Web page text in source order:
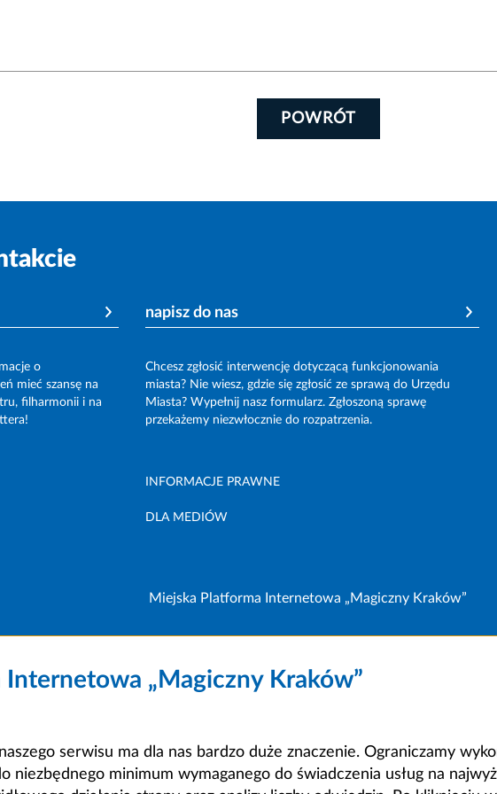
POWRÓT
o
mieć szansę na
filharmonii i na
napisz do nas
Chcesz zgłosić interwencję dotyczącą funkcjonowania
miasta? Nie wiesz, gdzie się zgłosić ze sprawą do Urzędu
Miasta? Wypełnij nasz formularz. Zgłoszoną sprawę
przekażemy niezwłocznie do rozpatrzenia.
INFORMACJE PRAWNE
DLA MEDIÓW
Miejska Platforma Internetowa „Magiczny Kraków”
„Magiczny Kraków”
serwisu ma dla nas bardzo duże znaczenie. Ograniczamy
niezbędnego minimum wymaganego do świadczenia usług na